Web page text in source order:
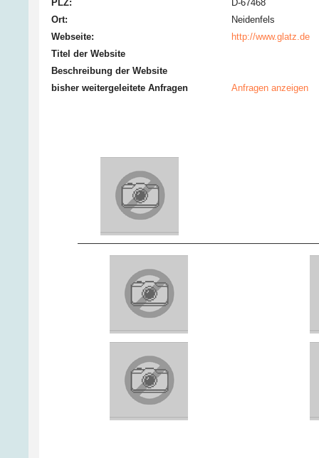
PLZ:
D-67468
Ort:
Neidenfels
Webseite:
http://www.glatz.de
Titel der Website
Beschreibung der Website
bisher weitergeleitete Anfragen
Anfragen anzeigen